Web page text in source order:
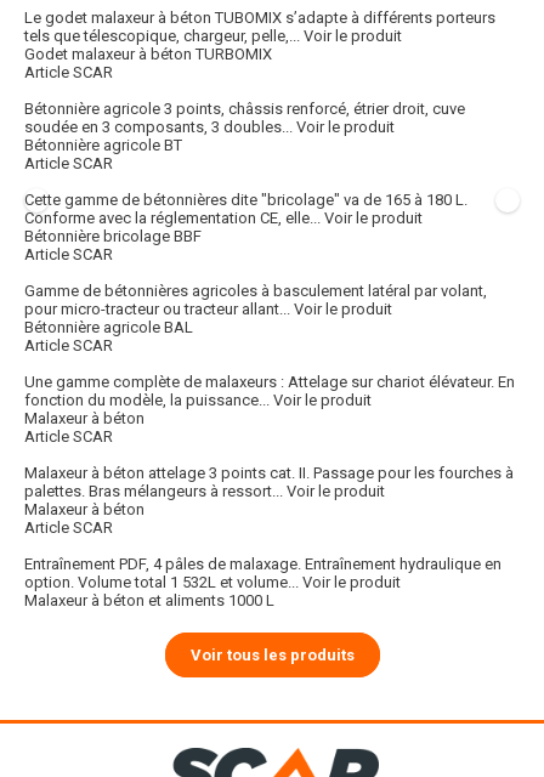
Le godet malaxeur à béton TUBOMIX s’adapte à différents porteurs
tels que télescopique, chargeur, pelle,... Voir le produit
Godet malaxeur à béton TURBOMIX
Article SCAR
Bétonnière agricole 3 points, châssis renforcé, étrier droit, cuve
soudée en 3 composants, 3 doubles... Voir le produit
Bétonnière agricole BT
Article SCAR
Cette gamme de bétonnières dite "bricolage" va de 165 à 180 L.
Conforme avec la réglementation CE, elle... Voir le produit
Bétonnière bricolage BBF
Article SCAR
Gamme de bétonnières agricoles à basculement latéral par volant,
pour micro-tracteur ou tracteur allant... Voir le produit
Bétonnière agricole BAL
Article SCAR
Une gamme complète de malaxeurs : Attelage sur chariot élévateur. En
fonction du modèle, la puissance... Voir le produit
Malaxeur à béton
Article SCAR
Malaxeur à béton attelage 3 points cat. II. Passage pour les fourches à
palettes. Bras mélangeurs à ressort... Voir le produit
Malaxeur à béton
Article SCAR
Entraînement PDF, 4 pâles de malaxage. Entraînement hydraulique en
option. Volume total 1 532L et volume... Voir le produit
Malaxeur à béton et aliments 1000 L
Voir tous les produits